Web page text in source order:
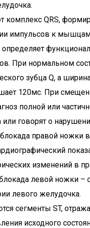
комплекс QRS,
импульсов к
При нормальном
зубца Q, а
120мс. При
полной или
или говорят о
правой ножки
изменений в
левой ножки –
левого желудочка.
сегменты ST,
исходного